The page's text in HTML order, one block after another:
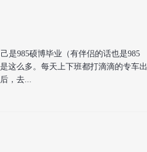
是985硕博毕业（有伴侣的话也是985
这么多。每天上下班都打滴滴的专车出
，去...